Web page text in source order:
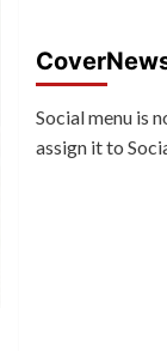
Social menu is
assign it to